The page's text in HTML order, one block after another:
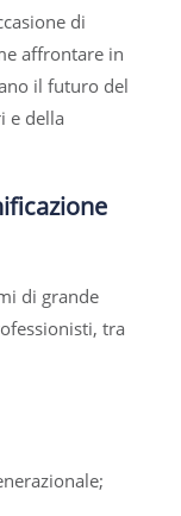
di
affrontare in
il futuro del
e della
di grande
tra